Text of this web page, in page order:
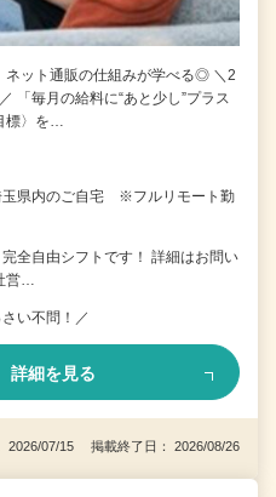
ネット通販の仕組みが学べる◎ ＼2
「毎月の給料に“あと少し”プラス
標〉を…
玉県内のご自宅 ※フルリモート勤
全自由シフトです！ 詳細はお問い
営…
い不問！／
詳細を見る
2026/07/15 掲載終了日： 2026/08/26